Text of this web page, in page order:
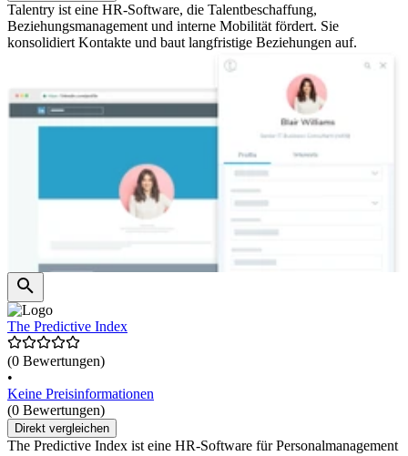
Talentry ist eine HR-Software, die Talentbeschaffung,
Beziehungsmanagement und interne Mobilität fördert. Sie
konsolidiert Kontakte und baut langfristige Beziehungen auf.
The Predictive Index
(0 Bewertungen)
•
Keine Preisinformationen
(0 Bewertungen)
Direkt vergleichen
The Predictive Index ist eine HR-Software für Personalmanagement